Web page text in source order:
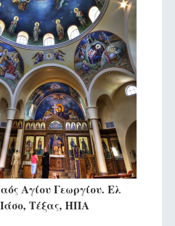
Αγίου Γεωργίου. Ελ
Τέξας, ΗΠΑ